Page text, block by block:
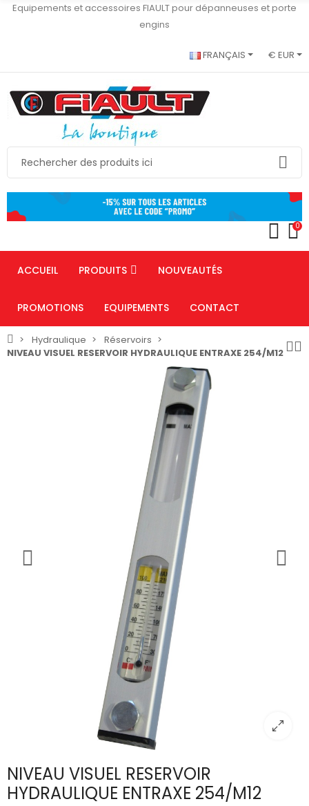
Equipements et accessoires FIAULT pour dépanneuses et porte
engins
FRANÇAIS € EUR
0
ACCUEIL PRODUITS NOUVEAUTÉS
PROMOTIONS EQUIPEMENTS CONTACT
Hydraulique
Réservoirs
NIVEAU VISUEL RESERVOIR HYDRAULIQUE ENTRAXE 254/M12
NIVEAU VISUEL RESERVOIR
HYDRAULIQUE ENTRAXE 254/M12